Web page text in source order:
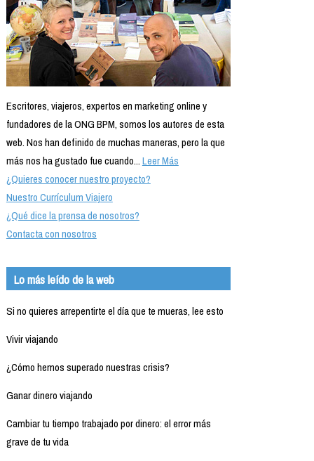
Escritores, viajeros, expertos en marketing online y
fundadores de la ONG BPM, somos los autores de esta
web. Nos han definido de muchas maneras, pero la que
más nos ha gustado fue cuando...Leer Más
¿Quieres conocer nuestro proyecto?
Nuestro Currículum Viajero
¿Qué dice la prensa de nosotros?
Contacta con nosotros
Lo más leído de la web
Si no quieres arrepentirte el día que te mueras, lee esto
Vivir viajando
¿Cómo hemos superado nuestras crisis?
Ganar dinero viajando
Cambiar tu tiempo trabajado por dinero: el error más
grave de tu vida